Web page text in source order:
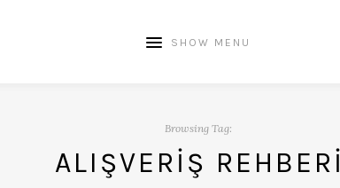
SHOW MENU
Browsing Tag:
ALIŞVERIŞ REHBERI